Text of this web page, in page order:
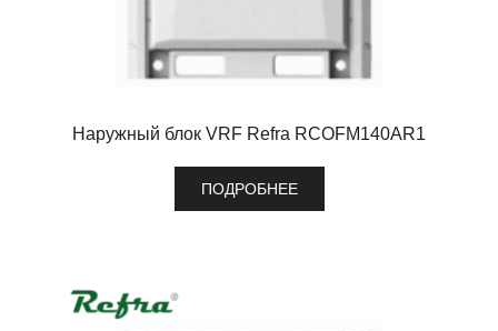
Наружный блок VRF Refra RCOFM140AR1
ПОДРОБНЕЕ